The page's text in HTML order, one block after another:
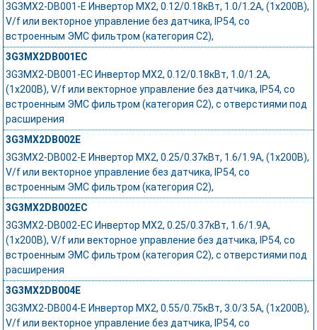
3G3MX2-DB001-E Инвертор MX2, 0.12/0.18кВт, 1.0/1.2А, (1x200В),
V/f или векторное управление без датчика, IP54, со
встроенным ЭМС фильтром (категория C2),
3G3MX2DB001EC
3G3MX2-DB001-EC Инвертор MX2, 0.12/0.18кВт, 1.0/1.2А,
(1x200В), V/f или векторное управление без датчика, IP54, со
встроенным ЭМС фильтром (категория C2), с отверстиями под
расширения
3G3MX2DB002E
3G3MX2-DB002-E Инвертор MX2, 0.25/0.37кВт, 1.6/1.9А, (1x200В),
V/f или векторное управление без датчика, IP54, со
встроенным ЭМС фильтром (категория C2),
3G3MX2DB002EC
3G3MX2-DB002-EC Инвертор MX2, 0.25/0.37кВт, 1.6/1.9А,
(1x200В), V/f или векторное управление без датчика, IP54, со
встроенным ЭМС фильтром (категория C2), с отверстиями под
расширения
3G3MX2DB004E
3G3MX2-DB004-E Инвертор MX2, 0.55/0.75кВт, 3.0/3.5А, (1x200В),
V/f или векторное управление без датчика, IP54, со